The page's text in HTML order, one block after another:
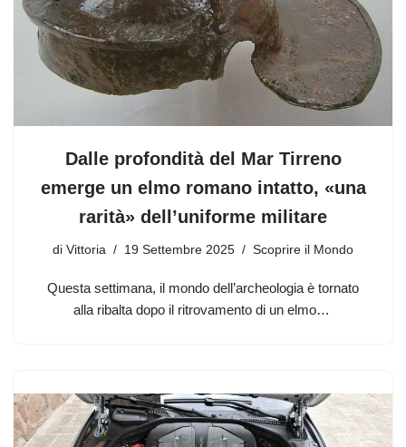
Dalle profondità del Mar Tirreno
emerge un elmo romano intatto, «una
rarità» dell’uniforme militare
di Vittoria 19 Settembre 2025 Scoprire il Mondo
Questa settimana, il mondo dell’archeologia è tornato
alla ribalta dopo il ritrovamento di un elmo…